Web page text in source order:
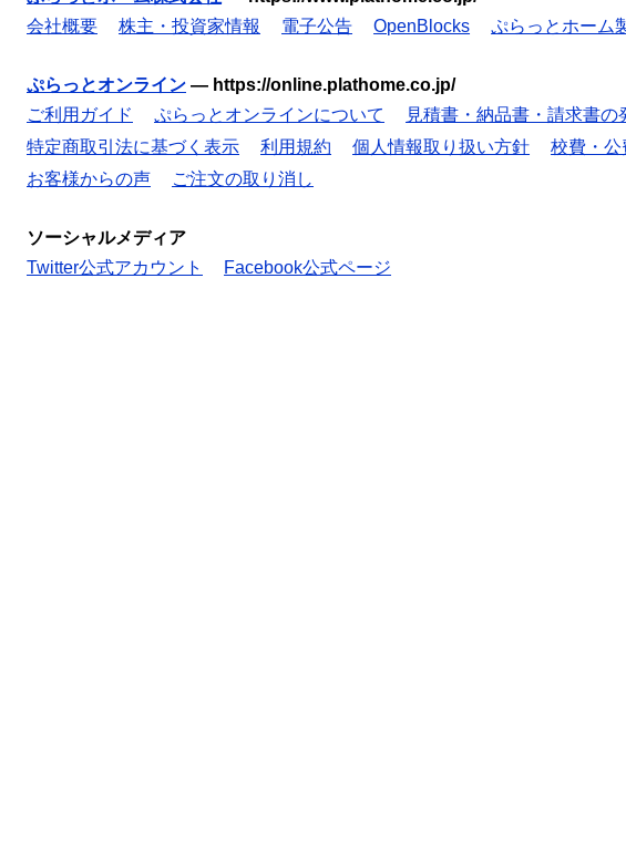
会社概要
株主・投資家情報 電子公告 OpenBlocks ぷらっとホーム
ぷらっとオンライン — https://online.plathome.co.jp/
ご利用ガイド
ぷらっとオンラインについて 見積書・納品書・請求書の
特定商取引法に基づく表示
利用規約 個人情報取り扱い方針 校費・公
お客様からの声
ご注文の取り消し
ソーシャルメディア
Twitter公式アカウント
Facebook公式ページ